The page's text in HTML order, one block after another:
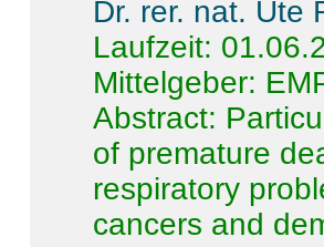
Dr. rer. nat. Ute
Laufzeit:
Mittelgeber:
Abstract:
of premature
respiratory
cancers and